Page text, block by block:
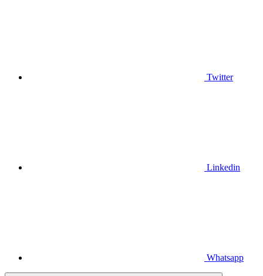
Twitter
Linkedin
Whatsapp